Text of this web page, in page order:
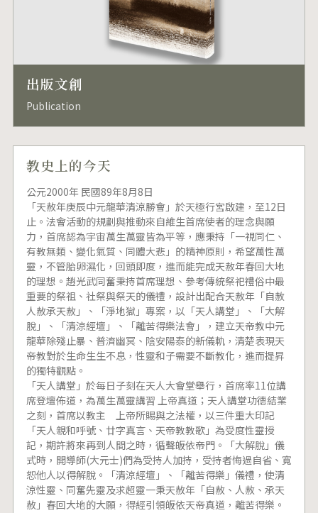
出版文創
Publication
教史上的今天
公元2000年 民國89年8月8日
「天赦年庚辰中元龍華清涼勝會」於天極行宮啟建，至12日
止。法會活動的規劃與推動來自維生首席使者的理念與願
力，首席認為宇宙萬生萬靈皆為平等，應秉持「一視同仁、
有教無類、變化氣質、同體大悲」的精神原則，希望萬性萬
靈，不管胎卵濕化，回頭即度，進而能完成天赦年春回大地
的理想。趙光武同奮秉持首席理想、參考傳統祭祀禮俗中最
重要的祭祖、社祭與祭天的儀禮，設計出配合天赦年「自赦
人赦承天赦」、「淨地獄」專案，以「天人講堂」、「大解
脫」、「清涼經壇」、「離苦得樂法會」，建立天帝教中元
龍華除殘止暴、普濟幽冥、陰安陽泰的新儀軌，清楚表現天
帝教對於生命生生不息，性靈和子需要不斷教化，進而提昇
的獨特觀點。
「天人講堂」於每日子刻在天人大會堂舉行，首席率11位講
席登壇佈道，為萬生萬靈講習 上帝真道；天人講堂功德結業
之刻，首席以教主 上帝所賜與之法權，以三件重大印記
「天人親和呼號、廿字真言、天帝教教歌」為受度性靈授
記，期許將來再到人間之時，循聲皈依帝門。「大解脫」儀
式時，開導師(大元士)們為受持人加持，受持者悔過自省、寬
恕他人以得解脫。「清涼經壇」、「離苦得樂」儀禮，使清
涼性靈、同奮先靈及求超靈一秉天赦年「自赦、人赦、承天
赦」春回大地的大願，得經引領皈依天帝真道，離苦得樂。